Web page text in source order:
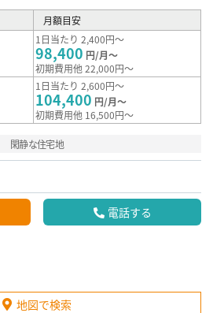
月額目安
1日当たり 2,400円～
98,400 円/月～
初期費用他 22,000円～
1日当たり 2,600円～
104,400 円/月～
初期費用他 16,500円～
閑静な住宅地
電話する
地図で検索